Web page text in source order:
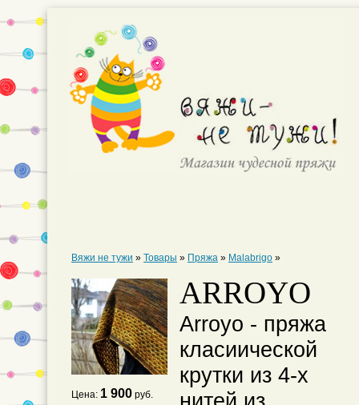
Вяжи не тужи » Товары » Пряжа » Malabrigo »
Цена: 1 900 руб.
ARROYO
Arroyo - пряжа
класиической
крутки из 4-х